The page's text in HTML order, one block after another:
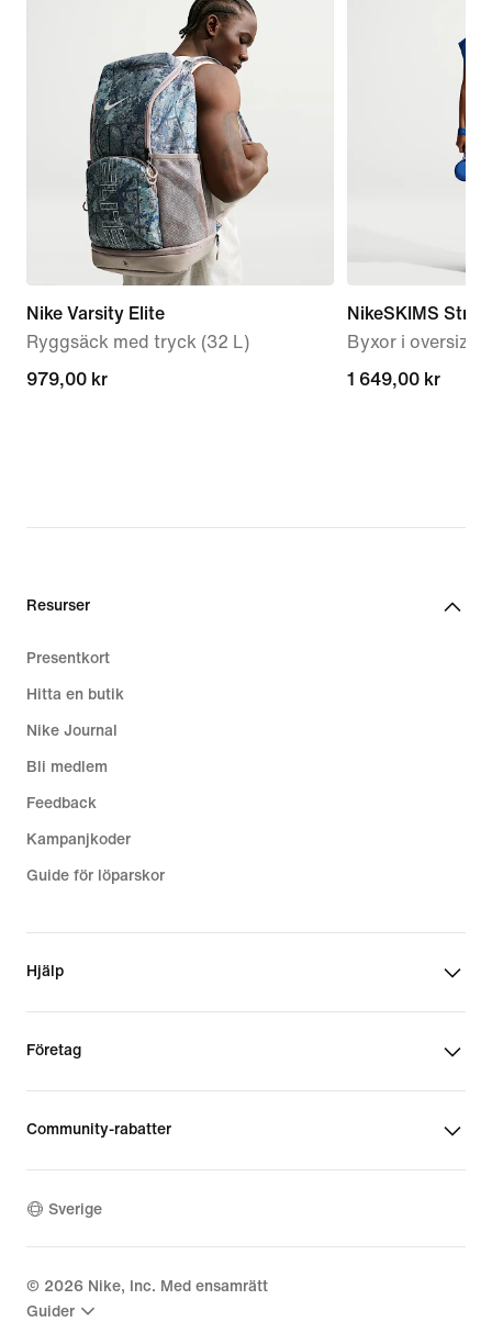
Nike Varsity Elite
Ryggsäck med tryck (32 L)
979,00 kr
979,00 kr
NikeSKIMS
Byxor i
1 649,00 kr
1 649,00 kr
Resurser
Presentkort
Hitta en butik
Nike Journal
Bli medlem
Feedback
Kampanjkoder
Guide för löparskor
Hjälp
Företag
Community-rabatter
Sverige
© 2026 Nike, Inc. Med ensamrätt
Guider